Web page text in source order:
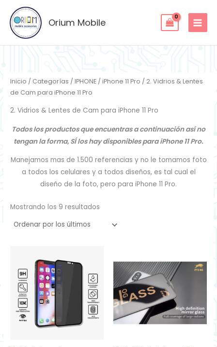
contenido
Orium Mobile
Inicio / Categorías /IPHONE /iPhone 11 Pro / 2. Vidrios & Lentes
de Cam para iPhone 11 Pro
2. Vidrios & Lentes de Cam para iPhone 11 Pro
Todos los productos que encuentras a continuación así no
tengan la forma, SÍ los hay disponibles para iPhone 11 Pro.
Manejamos mas de 1.500 referencias y no le tomamos foto
a todos los celulares y a todos diseños, es tal cual el
diseño de la foto, pero para iPhone 11 Pro.
Mostrando los 9 resultados
últimos